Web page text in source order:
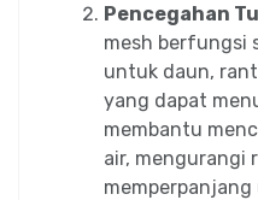
Pencegahan
mesh berfungsi
untuk daun,
yang dapat
membantu
air, mengurangi
memperpanjang